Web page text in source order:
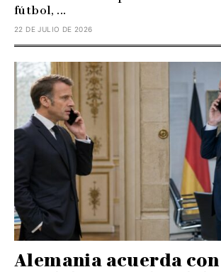
fútbol, ...
22 DE JULIO DE 2026
Alemania acuerda